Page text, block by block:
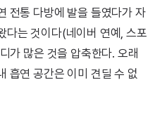
전통 다방에 발을 들였다가 자
다는 것이다(네이버 연예, 스포
가 많은 것을 압축한다. 오래
흡연 공간은 이미 견딜 수 없